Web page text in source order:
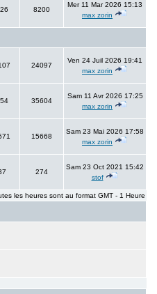
8200
Mer 11 Mar 2026 15:13
max zorin
24097
Ven 24 Juil 2026 19:41
max zorin
35604
Sam 11 Avr 2026 17:25
max zorin
15668
Sam 23 Mai 2026 17:58
max zorin
274
Sam 23 Oct 2021 15:42
stof
les heures sont au format GMT - 1 Heure